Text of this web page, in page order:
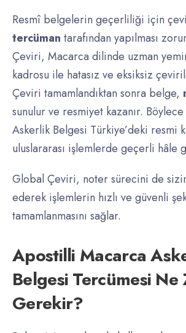
Resmî belgelerin geçerliliği için
tercüman tarafından yapılması
Çeviri, Macarca dilinde uzman
kadrosu ile hatasız ve eksiksiz
Çeviri tamamlandıktan sonra belge,
sunulur ve resmiyet kazanır.
Askerlik Belgesi Türkiye’deki resmi
uluslararası işlemlerde geçerli hâle
Global Çeviri, noter sürecini de
ederek işlemlerin hızlı ve güvenli
tamamlanmasını sağlar.
Apostilli Macarca
Belgesi Tercümesi Ne
Gerekir?